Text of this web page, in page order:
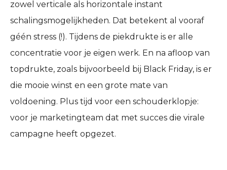
zowel verticale als horizontale instant
schalingsmogelijkheden. Dat betekent al vooraf
géén stress (!). Tijdens de piekdrukte is er alle
concentratie voor je eigen werk. En na afloop van
topdrukte, zoals bijvoorbeeld bij Black Friday, is er
die mooie winst en een grote mate van
voldoening. Plus tijd voor een schouderklopje:
voor je marketingteam dat met succes die virale
campagne heeft opgezet.